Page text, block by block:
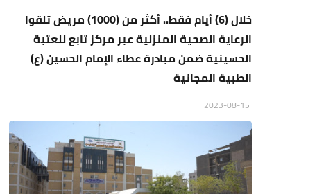
خلال (6) أيام فقط.. أكثر من (1000) مريض تلقوا
الرعاية الصحية المنزلية عبر مركز تابع للعتبة
الحسينية ضمن مبادرة عطاء الإمام الحسين (ع)
الطبية المجانية